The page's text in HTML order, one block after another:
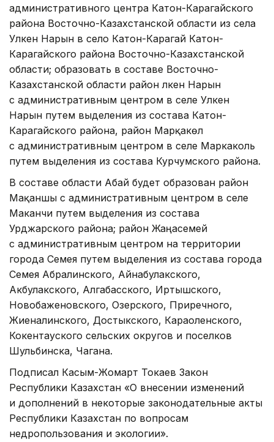
административного центра Катон-Карагайского
района Восточно-Казахстанской области из села
Улкен Нарын в село Катон-Карагай Катон-
Карагайского района Восточно-Казахстанской
области; образовать в составе Восточно-
Казахстанской области район Үлкен Нарын
с административным центром в селе Улкен
Нарын путем выделения из состава Катон-
Карагайского района, район Марқакөл
с административным центром в селе Маркаколь
путем выделения из состава Курчумского района.
В составе области Абай будет образован район
Мақаншы с административным центром в селе
Маканчи путем выделения из состава
Урджарского района; район Жаңасемей
с административным центром на территории
города Семея путем выделения из состава города
Семея Абралинского, Айнабулакского,
Акбулакского, Алгабасского, Иртышского,
Новобаженовского, Озерского, Приречного,
Жиеналинского, Достыкского, Караоленского,
Кокентауского сельских округов и поселков
Шульбинска, Чагана.
Подписал Касым-Жомарт Токаев Закон
Республики Казахстан «О внесении изменений
и дополнений в некоторые законодательные акты
Республики Казахстан по вопросам
недропользования и экологии».